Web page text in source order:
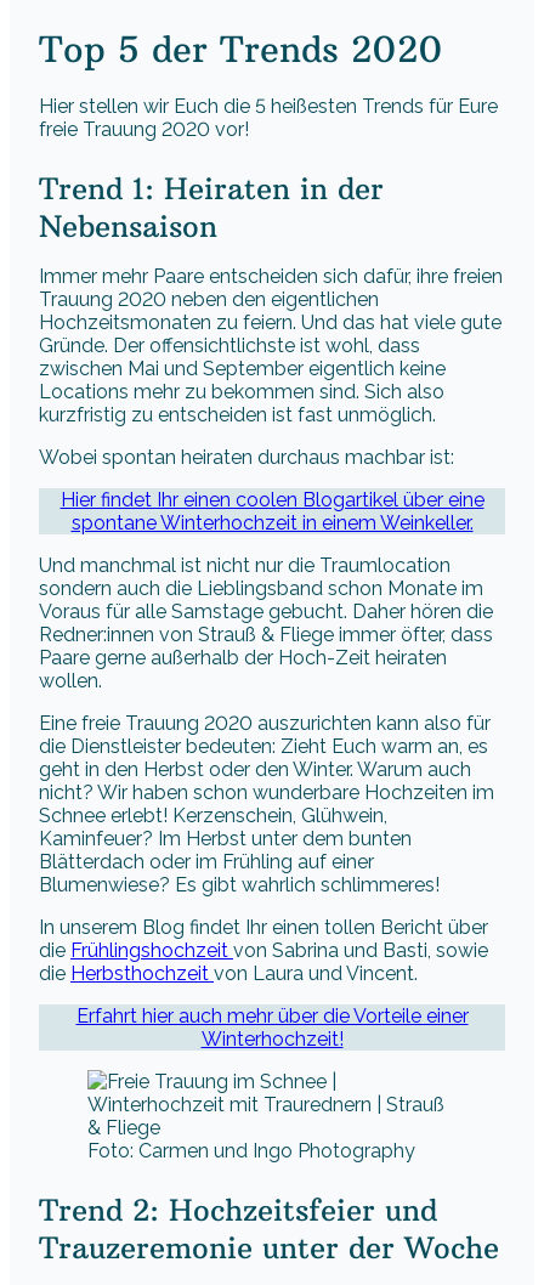
Top 5 der Trends 2020
Hier stellen wir Euch die 5 heißesten Trends für Eure
freie Trauung 2020 vor!
Trend 1: Heiraten in der
Nebensaison
Immer mehr Paare entscheiden sich dafür, ihre freien
Trauung 2020 neben den eigentlichen
Hochzeitsmonaten zu feiern. Und das hat viele gute
Gründe. Der offensichtlichste ist wohl, dass
zwischen Mai und September eigentlich keine
Locations mehr zu bekommen sind. Sich also
kurzfristig zu entscheiden ist fast unmöglich.
Wobei spontan heiraten durchaus machbar ist:
Hier findet Ihr einen coolen Blogartikel über eine
spontane Winterhochzeit in einem Weinkeller.
Und manchmal ist nicht nur die Traumlocation
sondern auch die Lieblingsband schon Monate im
Voraus für alle Samstage gebucht. Daher hören die
Redner:innen von Strauß & Fliege immer öfter, dass
Paare gerne außerhalb der Hoch-Zeit heiraten
wollen.
Eine freie Trauung 2020 auszurichten kann also für
die Dienstleister bedeuten: Zieht Euch warm an, es
geht in den Herbst oder den Winter. Warum auch
nicht? Wir haben schon wunderbare Hochzeiten im
Schnee erlebt! Kerzenschein, Glühwein,
Kaminfeuer? Im Herbst unter dem bunten
Blätterdach oder im Frühling auf einer
Blumenwiese? Es gibt wahrlich schlimmeres!
In unserem Blog findet Ihr einen tollen Bericht über
die Frühlingshochzeit von Sabrina und Basti, sowie
die Herbsthochzeit von Laura und Vincent.
Erfahrt hier auch mehr über die Vorteile einer
Winterhochzeit!
Foto: Carmen und Ingo Photography
Trend 2: Hochzeitsfeier und
Trauzeremonie unter der Woche